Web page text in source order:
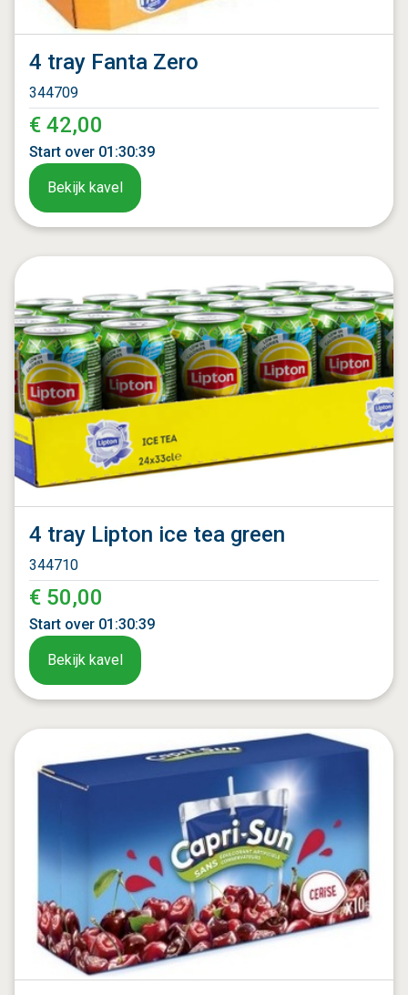
4 tray Fanta Zero
344709
€ 42,00
Start over 01 :30:37
Bekijk kavel
4 tray Lipton ice tea green
344710
€ 50,00
Start over 01 :30:37
Bekijk kavel